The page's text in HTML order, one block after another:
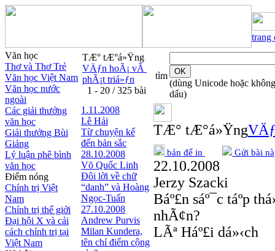
trang
Văn học
Thơ và Thơ Trẻ
Văn học Việt Nam
Văn học nước
ngoài
Các giải thưởng
văn học
Giải thưởng Bùi
Giáng
Lý luận phê bình
văn học
Điểm nóng
Chính trị Việt
Nam
Chính trị thế giới
Đại hội X và cải
cách chính trị tại
Việt Nam
TÆ° tÆ°á»Ÿng
VÄƒn hoÃ¡ vÃ
phÃ¡t triá»ƒn
1 - 20 / 325 bài
1.11.2008
Lê Hải
Từ chuyện kể
đến bản sắc
28.10.2008
Võ Quốc Linh
Đôi lời về chữ
“danh” và Hoàng
Ngọc-Tuấn
27.10.2008
Andrew Purvis
Milan Kundera,
tên chỉ điểm cộng
tìm
(dùng Unicode hoặc không
dấu)
TÆ° tÆ°á»Ÿng
bản để in Gửi bài
22.10.2008
Jerzy Szacki
Báº£n sáº¯c táº­p
nhÃ¢n?
LÃª Háº£i dá»‹ch